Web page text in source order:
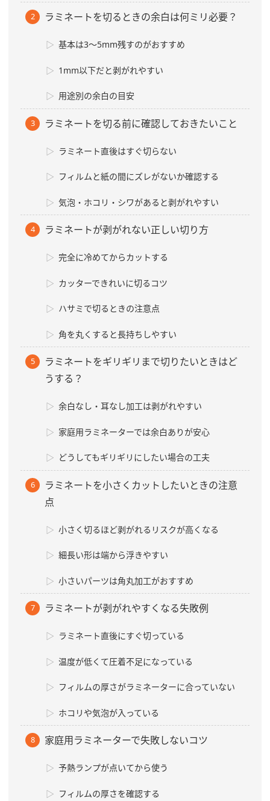
ラミネートを切るときの余白は何ミリ必要？
基本は3〜5mm残すのがおすすめ
1mm以下だと剥がれやすい
用途別の余白の目安
ラミネートを切る前に確認しておきたいこと
ラミネート直後はすぐ切らない
フィルムと紙の間にズレがないか確認する
気泡・ホコリ・シワがあると剥がれやすい
ラミネートが剥がれない正しい切り方
完全に冷めてからカットする
カッターできれいに切るコツ
ハサミで切るときの注意点
角を丸くすると長持ちしやすい
ラミネートをギリギリまで切りたいときはど
うする？
余白なし・耳なし加工は剥がれやすい
家庭用ラミネーターでは余白ありが安心
どうしてもギリギリにしたい場合の工夫
ラミネートを小さくカットしたいときの注意
点
小さく切るほど剥がれるリスクが高くなる
細長い形は端から浮きやすい
小さいパーツは角丸加工がおすすめ
ラミネートが剥がれやすくなる失敗例
ラミネート直後にすぐ切っている
温度が低くて圧着不足になっている
フィルムの厚さがラミネーターに合っていない
ホコリや気泡が入っている
家庭用ラミネーターで失敗しないコツ
予熱ランプが点いてから使う
フィルムの厚さを確認する